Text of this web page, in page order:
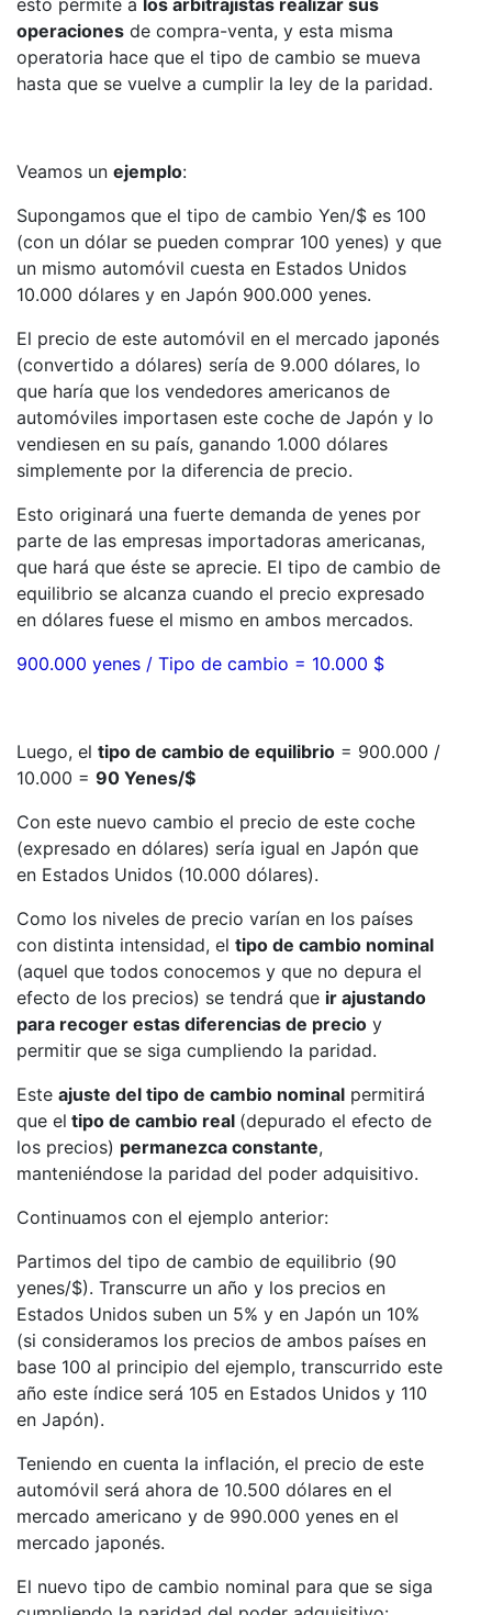
operaciones de compra-venta, y esta misma
operatoria hace que el tipo de cambio se mueva
hasta que se vuelve a cumplir la ley de la paridad.
Veamos un ejemplo:
Supongamos que el tipo de cambio Yen/$ es 100
(con un dólar se pueden comprar 100 yenes) y que
un mismo automóvil cuesta en Estados Unidos
10.000 dólares y en Japón 900.000 yenes.
El precio de este automóvil en el mercado japonés
(convertido a dólares) sería de 9.000 dólares, lo
que haría que los vendedores americanos de
automóviles importasen este coche de Japón y lo
vendiesen en su país, ganando 1.000 dólares
simplemente por la diferencia de precio.
Esto originará una fuerte demanda de yenes por
parte de las empresas importadoras americanas,
que hará que éste se aprecie. El tipo de cambio de
equilibrio se alcanza cuando el precio expresado
en dólares fuese el mismo en ambos mercados.
900.000 yenes / Tipo de cambio = 10.000 $
Luego, el tipo de cambio de equilibrio = 900.000 /
10.000 = 90 Yenes/$
Con este nuevo cambio el precio de este coche
(expresado en dólares) sería igual en Japón que
en Estados Unidos (10.000 dólares).
Como los niveles de precio varían en los países
con distinta intensidad, el tipo de cambio nominal
(aquel que todos conocemos y que no depura el
efecto de los precios) se tendrá que ir ajustando
para recoger estas diferencias de precio y
permitir que se siga cumpliendo la paridad.
Este ajuste del tipo de cambio nominal permitirá
que el tipo de cambio real (depurado el efecto de
los precios) permanezca constante,
manteniéndose la paridad del poder adquisitivo.
Continuamos con el ejemplo anterior:
Partimos del tipo de cambio de equilibrio (90
yenes/$). Transcurre un año y los precios en
Estados Unidos suben un 5% y en Japón un 10%
(si consideramos los precios de ambos países en
base 100 al principio del ejemplo, transcurrido este
año este índice será 105 en Estados Unidos y 110
en Japón).
Teniendo en cuenta la inflación, el precio de este
automóvil será ahora de 10.500 dólares en el
mercado americano y de 990.000 yenes en el
mercado japonés.
El nuevo tipo de cambio nominal para que se siga